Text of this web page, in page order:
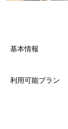
基本情報
利用可能プラン